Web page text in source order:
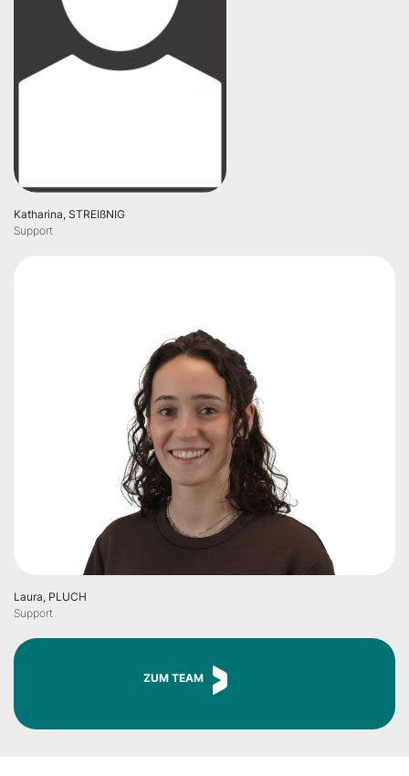
Katharina, STREIßNIG
Support
Laura, PLUCH
Support
ZUM TEAM